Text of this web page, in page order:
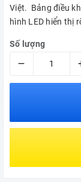
Việt. Bảng điều
hình LED hiển thị
Số lượng
–